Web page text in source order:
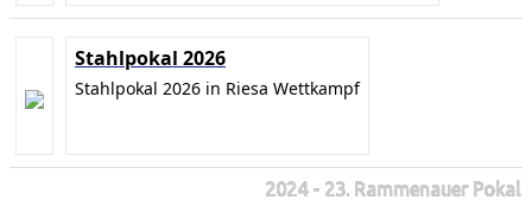
Stahlpokal 2026
Stahlpokal 2026 in Riesa Wettkampf
2024 - 23. Rammenauer Pokal